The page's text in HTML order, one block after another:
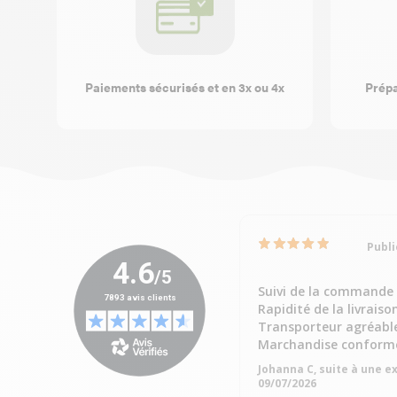
Paiements sécurisés et en 3x ou 4x
Suivi de la
Rapidité de la
Transporteur
Marchandise
Johanna C, suite à une
09/07/2026